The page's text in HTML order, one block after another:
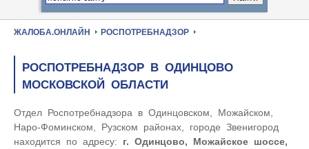
ЖАЛОБА.ОНЛАЙН РОСПОТРЕБНАДЗОР
РОСПОТРЕБНАДЗОР В ОДИНЦОВО
МОСКОВСКОЙ ОБЛАСТИ
Отдел Роспотребнадзора в Одинцовском, Можайском,
Наро-Фоминском, Рузском районах, городе Звенигород
находится по адресу: г. Одинцово, Можайское шоссе,